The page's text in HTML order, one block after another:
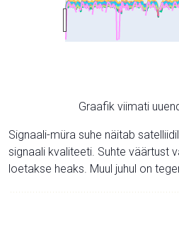
Graafik viimati
Signaali-müra suhe näitab
signaali kvaliteeti. Suhte väärtust
loetakse heaks. Muul juhul on